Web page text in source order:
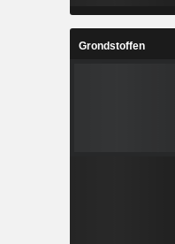
Grondstoffen